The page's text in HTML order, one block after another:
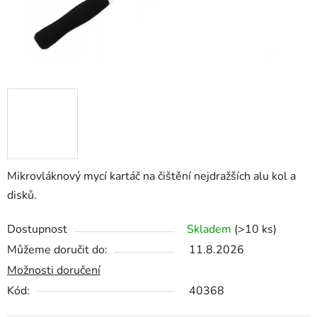
Mikrovláknový mycí kartáč na čištění nejdražších alu kol a
disků.
Dostupnost Skladem (>10 ks)
Můžeme doručit do:
11.8.2026
Možnosti doručení
Kód:
40368